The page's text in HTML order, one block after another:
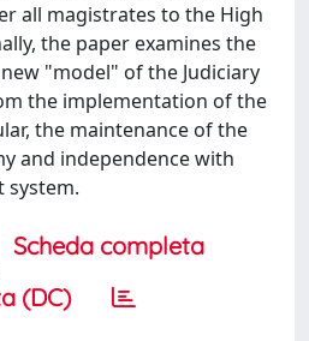
all magistrates to the High
the paper examines the
"model" of the Judiciary
the implementation of the
the maintenance of the
and independence with
system.
Scheda completa
(DC)